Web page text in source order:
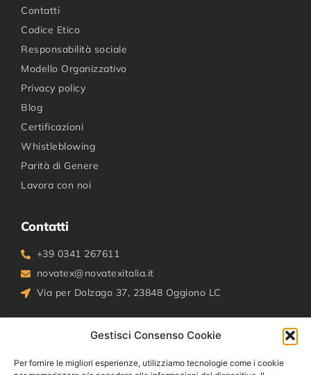
Gestisci Consenso Cookie
Per fornire le migliori esperienze, utilizziamo tecnologie come i cookie
Contatti
Codice Etico
Responsabilità sociale
Modello Organizzativo
Privacy policy
Blog
Certificazioni
Whistleblowing
Parità di Genere
Lavora con noi
Contatti
+39 0341 267611
novatex@novatexitalia.it
Via per Dolzago 37, 23848 Oggiono LC
Social media
Facebook